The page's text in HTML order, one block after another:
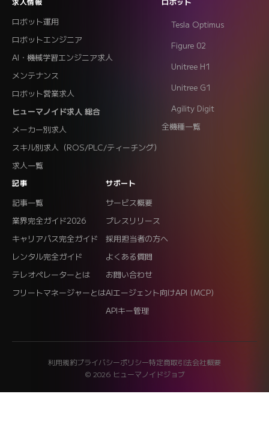
ロボット運用
ロボットエンジニア
AI・機械学習エンジニア求人
メンテナンス
ロボット営業求人
ヒューマノイド求人 総合
メーカー別求人
スキル別求人（ROS/PLC/ティーチング）
求人一覧
Tesla Optimus
Figure 02
Unitree H1
Unitree G1
Agility Digit
全機種一覧
記事
記事一覧
業界完全ガイド2026
キャリアパス完全ガイド
レンタル完全ガイド
テレオペレーターとは
フリートマネージャーとは
サポート
サービス概要
プレスリリース
採用担当者の方へ
よくある質問
お問い合わせ
AIエージェント向けAPI (MCP)
APIキー管理
利用規約プライバシーポリシー特定商取引法会社概要
© 2026 ヒューマノイドジョブ